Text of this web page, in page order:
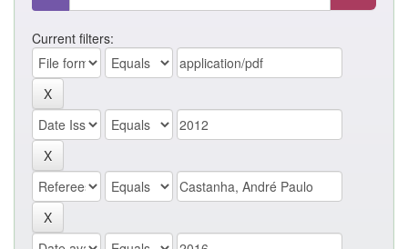
Current filters: